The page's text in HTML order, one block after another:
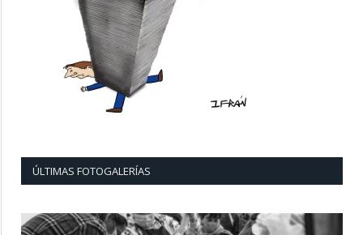
ÚLTIMAS FOTOGALERÍAS